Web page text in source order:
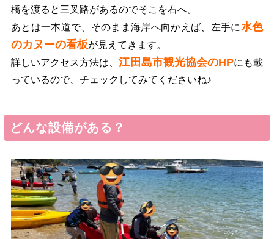
橋を渡ると三叉路があるのでそこを右へ。
あとは一本道で、そのまま海岸へ向かえば、左手に水色
のカヌーの看板が見えてきます。
詳しいアクセス方法は、江田島市観光協会のHPにも載
っているので、チェックしてみてくださいね♪
どんな設備がある？